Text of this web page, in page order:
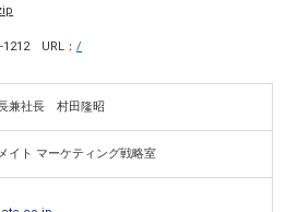
1212 URL：/
兼社長 村田隆昭
イト マーケティング戦略室